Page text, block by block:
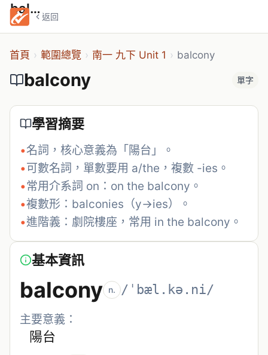
返回
balcony
首頁 › 範圍總覽 › 南一 九下 Unit 1 › balcony
balcony 單字
學習摘要
•名詞，核心意義為「陽台」。
•可數名詞，單數要用 a/the，複數 -ies。
•常用介系詞 on：on the balcony。
•複數形：balconies（y→ies）。
•進階義：劇院樓座，常用 in the balcony。
基本資訊
balcony n. /ˈbæl.kə.ni/
主要意義：
陽台